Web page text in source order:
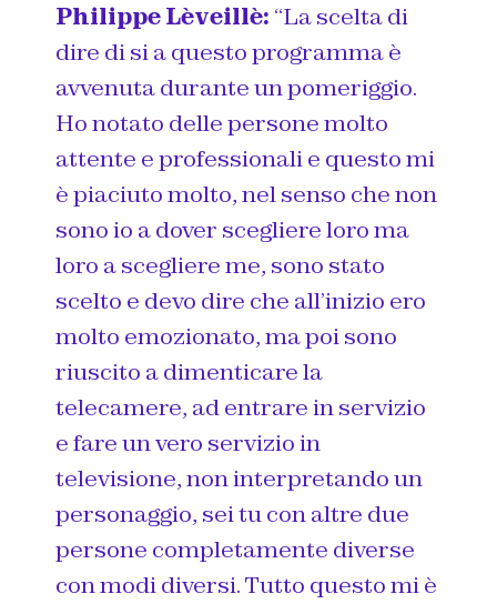
Philippe Lèveillè: “La scelta di
dire di si a questo programma è
avvenuta durante un pomeriggio.
Ho notato delle persone molto
attente e professionali e questo mi
è piaciuto molto, nel senso che non
sono io a dover scegliere loro ma
loro a scegliere me, sono stato
scelto e devo dire che all’inizio ero
molto emozionato, ma poi sono
riuscito a dimenticare la
telecamere, ad entrare in servizio
e fare un vero servizio in
televisione, non interpretando un
personaggio, sei tu con altre due
persone completamente diverse
con modi diversi. Tutto questo mi è